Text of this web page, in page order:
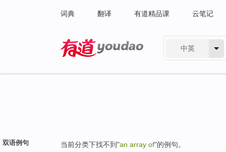
词典 翻译 有道精品课 云笔记
中英
双语例句 当前分类下找不到"an array of"的例句。